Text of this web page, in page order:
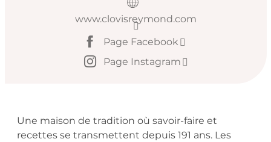
www.clovisreymond.com
Page Facebook
Page Instagram
Description
Une maison de tradition où savoir-faire et
recettes se transmettent depuis 191 ans. Les